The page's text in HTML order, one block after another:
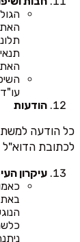
הודעות
כל הודעה
לכתובת
עיקרון